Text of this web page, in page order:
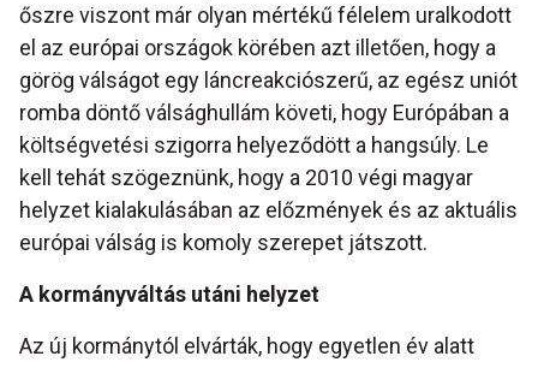
őszre viszont már olyan mértékű félelem uralkodott
el az európai országok körében azt illetően, hogy a
görög válságot egy láncreakciószerű, az egész uniót
romba döntő válsághullám követi, hogy Európában a
költségvetési szigorra helyeződött a hangsúly. Le
kell tehát szögeznünk, hogy a 2010 végi magyar
helyzet kialakulásában az előzmények és az aktuális
európai válság is komoly szerepet játszott.
A kormányváltás utáni helyzet
Az új kormánytól elvárták, hogy egyetlen év alatt